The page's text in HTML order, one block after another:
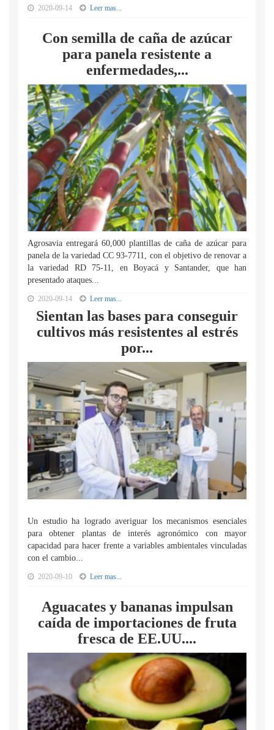
2020-09-14 Leer mas...
Con semilla de caña de azúcar
para panela resistente a
enfermedades,...
Agrosavia entregará 60,000 plantillas de caña de azúcar para
panela de la variedad CC 93-7711, con el objetivo de renovar a
la variedad RD 75-11, en Boyacá y Santander, que han
presentado ataques...
2020-09-14 Leer mas...
Sientan las bases para conseguir
cultivos más resistentes al estrés
por...
Un estudio ha logrado averiguar los mecanismos esenciales
para obtener plantas de interés agronómico con mayor
capacidad para hacer frente a variables ambientales vinculadas
con el cambio...
2020-09-10 Leer mas...
Aguacates y bananas impulsan
caída de importaciones de fruta
fresca de EE.UU....